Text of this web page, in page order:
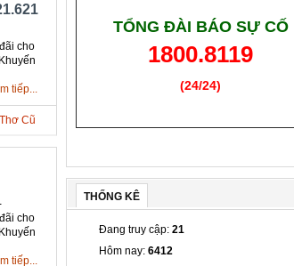
cho
tiếp...
Cũ
cho
tiếp...
TỔNG ĐÀI BÁO SỰ CỐ
1800.8119
(24/24)
THỐNG KÊ
Đang truy cập: 21
Hôm nay: 6412